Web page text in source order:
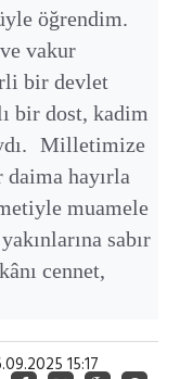
öğrendim.
vakur
bir devlet
bir dost, kadim
Milletimize
hayırla
muamele
sabır
cennet,
15:17